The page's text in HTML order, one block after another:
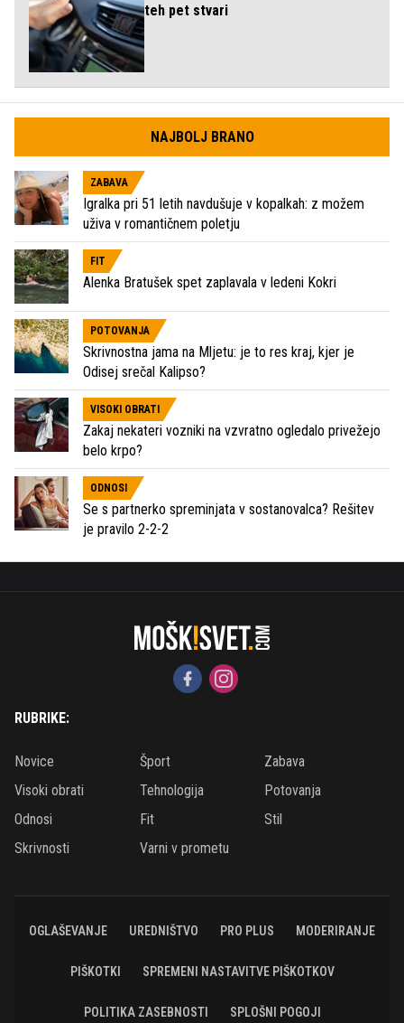
teh pet stvari
NAJBOLJ BRANO
ZABAVA
Igralka pri 51 letih navdušuje v kopalkah: z možem
uživa v romantičnem poletju
FIT
Alenka Bratušek spet zaplavala v ledeni Kokri
POTOVANJA
Skrivnostna jama na Mljetu: je to res kraj, kjer je
Odisej srečal Kalipso?
VISOKI OBRATI
Zakaj nekateri vozniki na vzvratno ogledalo privežejo
belo krpo?
ODNOSI
Se s partnerko spreminjata v sostanovalca? Rešitev
je pravilo 2-2-2
RUBRIKE:
Novice Šport
Zabava
Visoki obrati
Tehnologija
Potovanja
Odnosi
Fit
Stil
Skrivnosti
Varni v prometu
OGLAŠEVANJE UREDNIŠTVO PRO PLUS MODERIRANJE
PIŠKOTKI SPREMENI NASTAVITVE PIŠKOTKOV
POLITIKA ZASEBNOSTI SPLOŠNI POGOJI